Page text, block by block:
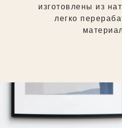
изготовлены из
легко